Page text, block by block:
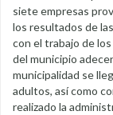
siete empresas
los resultados de
con el trabajo de
del municipio
municipalidad se
adultos, así como
realizado la